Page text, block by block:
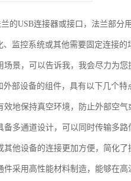
的USB连接器或接口，法兰部
监控系统或其他需要固定连接的
景，可以告诉我，我会尽力为您
部设备的组件，具有以下几个特
地保持真空环境，防止外部空气
多通道设计，可以同时传输多路
他设备的连接更加方便，简化了
采用高性能材料制造，能够在高